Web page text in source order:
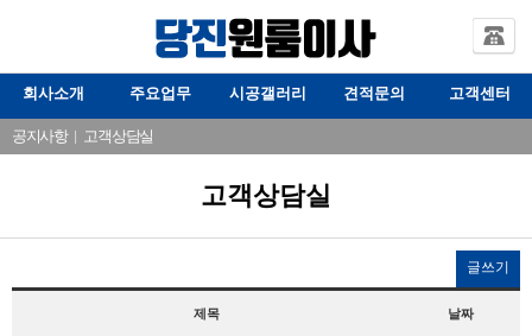
회사소개 주요업무 시공갤러리 견적문의 고객센터
공지사항| 고객상담실
고객상담실
글쓰기
제목 날짜